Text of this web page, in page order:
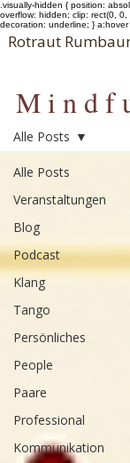
.visually-hidden { position:
overflow: hidden; clip: rect(0,
decoration: underline; }
Rotraut
Alle Posts
Veranstaltungen
Blog
Podcast
Klang
Tango
Persönliches
People
Paare
Professional
Kommunikation
Alle Posts
M i n d f